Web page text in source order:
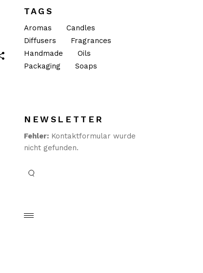
TAGS
Aromas
Candles
Diffusers
Fragrances
Handmade
Oils
Packaging
Soaps
NEWSLETTER
Fehler: Kontaktformular wurde
nicht gefunden.